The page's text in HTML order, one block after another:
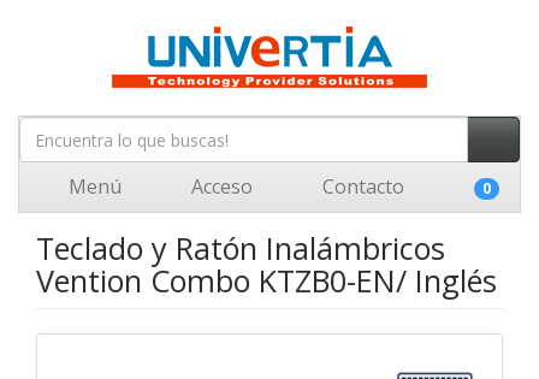
Menú Acceso Contacto 0
Teclado y Ratón Inalámbricos
Vention Combo KTZB0-EN/ Inglés